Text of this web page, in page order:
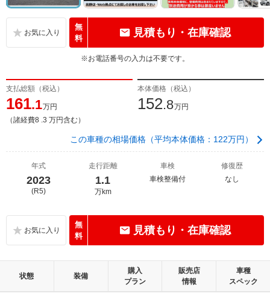
無
料
見積もり・在庫確認
※お電話番号の入力は不要です。
支払総額（税込）
161.1万円
（諸経費8 .3 万円含む）
本体価格（税込）
152.8万円
この車種の相場価格（平均本体価格：122万円）
年式
2023
(R5)
走行距離
1.1
万km
車検
車検整備付
修復歴
なし
無
料
見積もり・在庫確認
状態 装備
購入
プラン
販売店
情報
車種
スペック